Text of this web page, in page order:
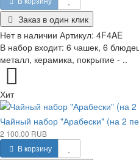
Заказ в один клик
Нет в наличии Артикул: 4F4AE
В набор входит: 6 чашек, 6
металл, керамика, покрытие - ..
Хит
Чайный набор "Арабески" (на 2
2 100.00 RUB
В корзину